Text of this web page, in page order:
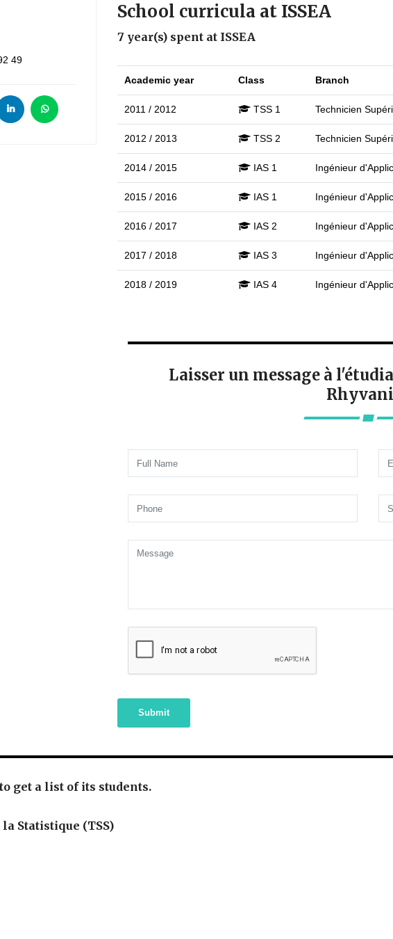
49
School curricula at ISSEA
7 year(s) spent at ISSEA
Academic year Class Branch
2011 / 2012 TSS 1 Technicien
2012 / 2013 TSS 2 Technicien
2014 / 2015 IAS 1 Ingénieur
2015 / 2016 IAS 1 Ingénieur
2016 / 2017 IAS 2 Ingénieur
2017 / 2018 IAS 3 Ingénieur
2018 / 2019 IAS 4 Ingénieur
Laisser un message à
Submit
get a list of its students.
Statistique (TSS)